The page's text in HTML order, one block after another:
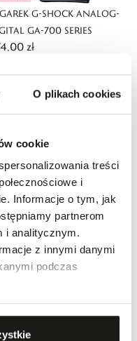
O plikach cookies
cookie
treści
i
Informacje o tym, jak
partnerom
i analitycznym.
z innymi danymi
podczas
G-SHOCK ANALOG-
GA-700 SERIES
zł
G-SHOCK CLASSIC
2100 SERIES
zł